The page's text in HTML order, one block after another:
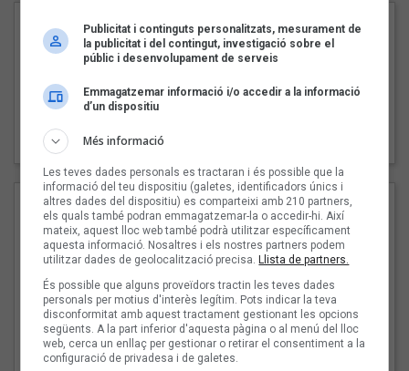
Pep Álvarez amb Joan Muntaner (Xanguito)
"Les cabres"
94 Rules amb Compte
Publicitat i continguts personalitzats, mesurament de
la publicitat i del contingut, investigació sobre el
públic i desenvolupament de serveis
Emmagatzemar informació i/o accedir a la informació
d’un dispositiu
Més informació
Les teves dades personals es tractaran i és possible que la
informació del teu dispositiu (galetes, identificadors únics i
altres dades del dispositiu) es comparteixi amb 210 partners,
els quals també podran emmagatzemar-la o accedir-hi. Així
mateix, aquest lloc web també podrà utilitzar específicament
aquesta informació. Nosaltres i els nostres partners podem
utilitzar dades de geolocalització precisa.Llista de partners.
És possible que alguns proveïdors tractin les teves dades
personals per motius d'interès legítim. Pots indicar la teva
disconformitat amb aquest tractament gestionant les opcions
següents. A la part inferior d'aquesta pàgina o al menú del lloc
web, cerca un enllaç per gestionar o retirar el consentiment a la
configuració de privadesa i de galetes.